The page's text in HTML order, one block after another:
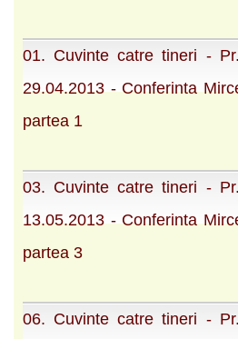
01. Cuvinte catre tineri -
29.04.2013 - Conferinta
partea 1
03. Cuvinte catre tineri -
13.05.2013 - Conferinta
partea 3
06. Cuvinte catre tineri -